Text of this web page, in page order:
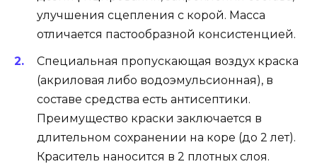
улучшения сцепления с корой. Масса
отличается пастообразной консистенцией.
Специальная пропускающая воздух краска
(акриловая либо водоэмульсионная), в
составе средства есть антисептики.
Преимущество краски заключается в
длительном сохранении на коре (до 2 лет).
Краситель наносится в 2 плотных слоя.